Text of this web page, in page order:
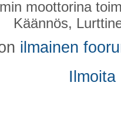
moottorina
Käännös,
ilmainen